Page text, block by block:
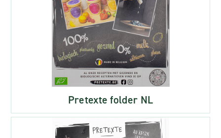
Pretexte folder NL